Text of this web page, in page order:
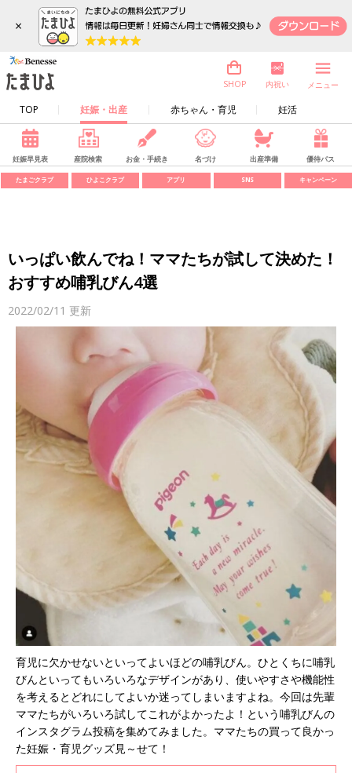
×
TOP 妊娠・出産 赤ちゃん・育児 妊活
SHOP 内祝い メニュー
妊娠早見表 産院検索 お金・手続き 名づけ 出産準備 優待パス
たまごクラブ ひよこクラブ アプリ SNS キャンペーン
いっぱい飲んでね！ママたちが試して決めた！
おすすめ哺乳びん4選
2022/02/11 更新
育児に欠かせないといってよいほどの哺乳びん。ひとくちに哺乳
びんといってもいろいろなデザインがあり、使いやすさや機能性
を考えるとどれにしてよいか迷ってしまいますよね。今回は先輩
ママたちがいろいろ試してこれがよかったよ！という哺乳びんの
インスタグラム投稿を集めてみました。ママたちの買って良かっ
た妊娠・育児グッズ見～せて！